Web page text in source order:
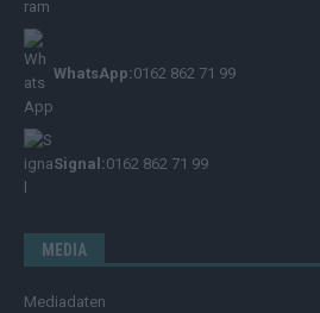
WhatsApp:0162 862 71 99
Signal:0162 862 71 99
MEDIA
Mediadaten